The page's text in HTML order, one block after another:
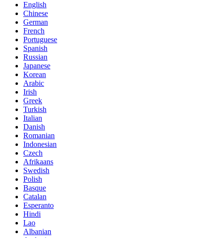
English
Chinese
German
French
Portuguese
Spanish
Russian
Japanese
Korean
Arabic
Irish
Greek
Turkish
Italian
Danish
Romanian
Indonesian
Czech
Afrikaans
Swedish
Polish
Basque
Catalan
Esperanto
Hindi
Lao
Albanian